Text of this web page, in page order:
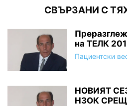
СВЪРЗАНИ С
на ТЕЛК
Пациентски
НОВИЯТ
НЗОК